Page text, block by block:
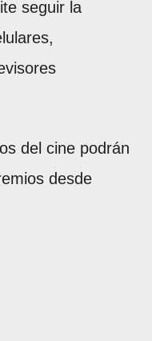
seguir la
del cine podrán
desde